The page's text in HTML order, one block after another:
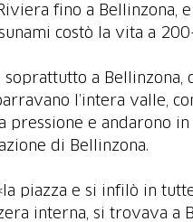
fino a
costò la vita a
soprattutto a
l’intera valle,
e andarono
di Bellinzona.
piazza e si infilò in
interna, si trovava a